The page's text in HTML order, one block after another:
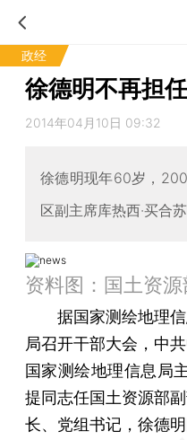
政经
徐德明不再担
2014年04月10日 09:32
徐德明现年60岁，
区副主席库热西·买合
资料图：国土资源
据国家测绘地理信
局召开干部大会，中
国家测绘地理信息局
提同志任国土资源部
长、党组书记，徐德